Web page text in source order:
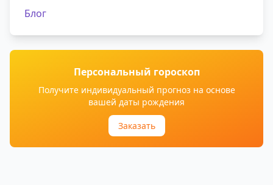
Блог
Персональный гороскоп
Получите индивидуальный прогноз на основе
вашей даты рождения
Заказать